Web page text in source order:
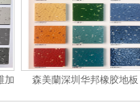
加
森美蘭深圳华邦橡胶地板